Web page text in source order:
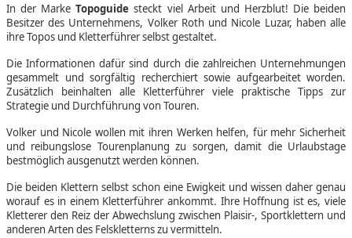
In der MarkeTopoguide steckt viel Arbeit und Herzblut! Die beiden
Besitzer des Unternehmens, Volker Roth und Nicole Luzar, haben alle
ihre Topos und Kletterführer selbst gestaltet.
Die Informationen dafür sind durch die zahlreichen Unternehmungen
gesammelt und sorgfältig recherchiert sowie aufgearbeitet worden.
Zusätzlich beinhalten alle Kletterführer viele praktische Tipps zur
Strategie und Durchführung von Touren.
Volker und Nicole wollen mit ihren Werken helfen, für mehr Sicherheit
und reibungslose Tourenplanung zu sorgen, damit die Urlaubstage
bestmöglich ausgenutzt werden können.
Die beiden Klettern selbst schon eine Ewigkeit und wissen daher genau
worauf es in einem Kletterführer ankommt. Ihre Hoffnung ist es, viele
Kletterer den Reiz der Abwechslung zwischen Plaisir-, Sportklettern und
anderen Arten des Felskletterns zu vermitteln.